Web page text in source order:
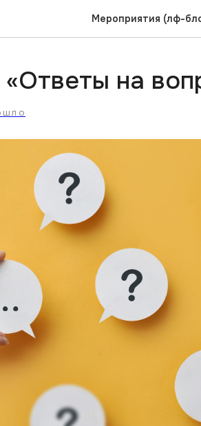
Мероприятия (лф-
на